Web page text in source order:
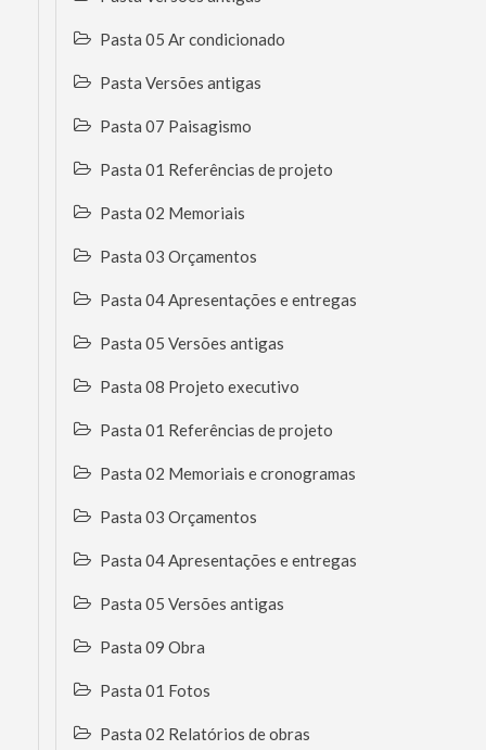
Pasta 05 Ar condicionado
Pasta Versões antigas
Pasta 07 Paisagismo
Pasta 01 Referências de projeto
Pasta 02 Memoriais
Pasta 03 Orçamentos
Pasta 04 Apresentações e entregas
Pasta 05 Versões antigas
Pasta 08 Projeto executivo
Pasta 01 Referências de projeto
Pasta 02 Memoriais e cronogramas
Pasta 03 Orçamentos
Pasta 04 Apresentações e entregas
Pasta 05 Versões antigas
Pasta 09 Obra
Pasta 01 Fotos
Pasta 02 Relatórios de obras